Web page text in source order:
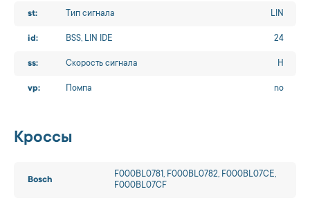
st: Тип сигнала LIN
id: BSS, LIN IDE 24
ss: Скорость сигнала H
vp: Помпа no
Кроссы
Bosch
F000BL0781, F000BL0782, F000BL07CE,
F000BL07CF